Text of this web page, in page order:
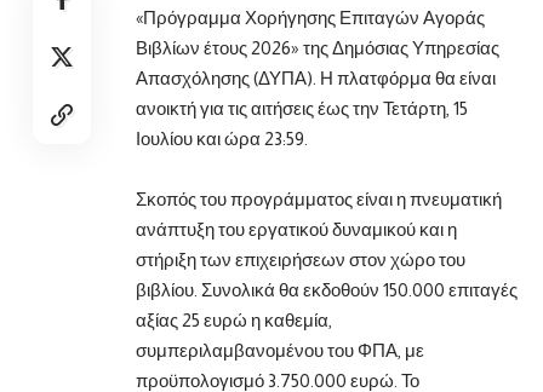
«Πρόγραμμα Χορήγησης Επιταγών Αγοράς
Βιβλίων έτους 2026» της Δημόσιας Υπηρεσίας
Απασχόλησης (ΔΥΠΑ). Η πλατφόρμα θα είναι
ανοικτή για τις αιτήσεις έως την Τετάρτη, 15
Ιουλίου και ώρα 23:59.
Σκοπός του προγράμματος είναι η πνευματική
ανάπτυξη του εργατικού δυναμικού και η
στήριξη των επιχειρήσεων στον χώρο του
βιβλίου. Συνολικά θα εκδοθούν 150.000 επιταγές
αξίας 25 ευρώ η καθεμία,
συμπεριλαμβανομένου του ΦΠΑ, με
προϋπολογισμό 3.750.000 ευρώ. Το